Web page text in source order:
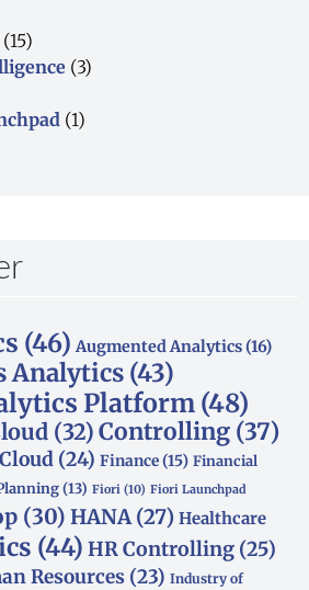
(15)
(3)
(1)
(46) Augmented Analytics(16)
Analytics (43)
Platform (48)
(32) Controlling (37)
(24) Finance(15) Financial
(13) Fiori (10) Fiori Launchpad
(30) HANA (27) Healthcare
(44) HR Controlling (25)
Resources (23) Industry of